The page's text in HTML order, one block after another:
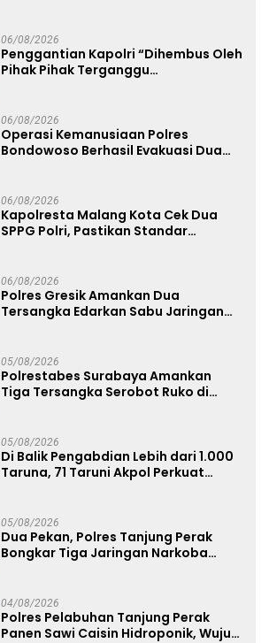
06/08/2026
Penggantian Kapolri “Dihembus Oleh
Pihak Pihak Terganggu
06/08/2026
Operasi Kemanusiaan Polres
Bondowoso Berhasil Evakuasi Dua
06/08/2026
Kapolresta Malang Kota Cek Dua
SPPG Polri, Pastikan Standar
06/08/2026
Polres Gresik Amankan Dua
Tersangka Edarkan Sabu Jaringan
05/08/2026
Polrestabes Surabaya Amankan
Tiga Tersangka Serobot Ruko di
05/08/2026
Di Balik Pengabdian Lebih dari 1.000
Taruna, 71 Taruni Akpol Perkuat
05/08/2026
Dua Pekan, Polres Tanjung Perak
Bongkar Tiga Jaringan Narkoba
04/08/2026
Polres Pelabuhan Tanjung Perak
Panen Sawi Caisin Hidroponik, Wujud